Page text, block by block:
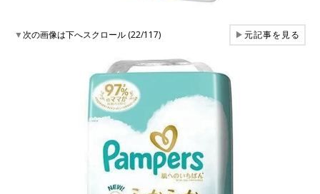
▼次の画像は下へスクロール (22/117) ▶元記事を見る